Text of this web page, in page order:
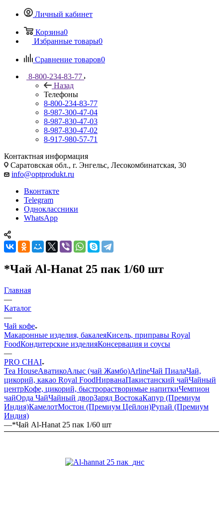
Личный кабинет
Корзина0
Избранные товары0
Сравнение товаров0
8-800-234-83-77
Назад
Телефоны
8-800-234-83-77
8-987-300-47-04
8-987-830-47-03
8-987-830-47-02
8-917-980-57-71
Контактная информация
Саратовская обл., г. Энгельс, Лесокомбинатская, 30
info@optprodukt.ru
Вконтакте
Telegram
Одноклассники
WhatsApp
*Чай Al-Hanat 25 пак 1/60 шт
Главная
—
Каталог
—
Чай кофе
Макаронные изделия, бакалеяКисель, приправы Royal
FoodКондитерские изделияКонсервация и соусы
—
PRO CHAI
Tea HouseАватикоАлыс (чай Жамбо)ArlineЧай ПиалаЧай,
цикорий, какао Royal FoodНирванаПакистанский чайЧайный
центрКофе, цикорий, быстрорастворимые напиткиЧемпион
чайОрда ЧайЧайный дворЗаряд ВостокаКапур (Премиум
Индия)КамелотМостон (Премиум Цейлон)Рупай (Премиум
Индия)
—*Чай Al-Hanat 25 пак 1/60 шт